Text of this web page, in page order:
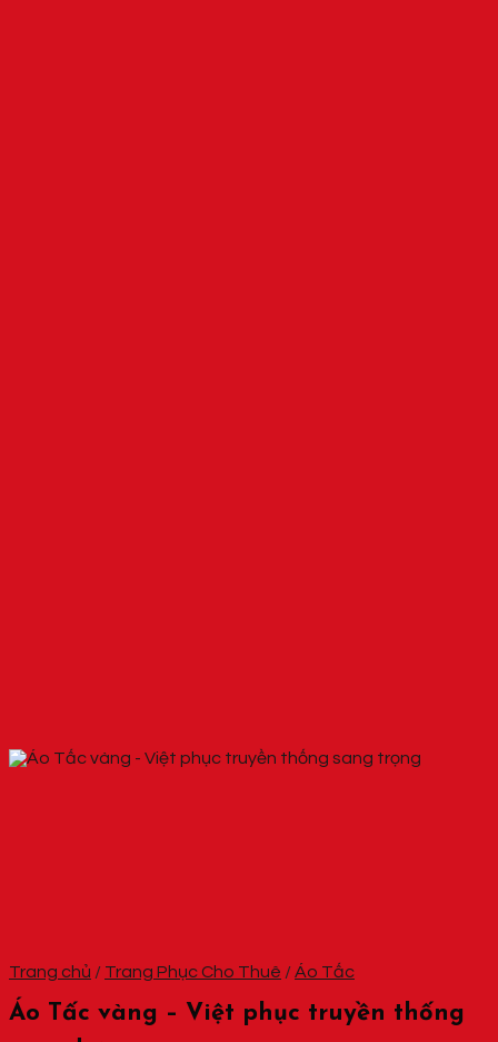
Trang chủ / Trang Phục Cho Thuê /Áo Tấc
Áo Tấc vàng – Việt phục truyền thống